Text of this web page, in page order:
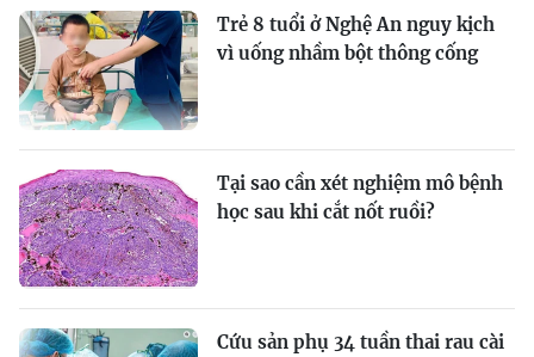
Trẻ 8 tuổi ở Nghệ An nguy kịch
vì uống nhầm bột thông cống
Tại sao cần xét nghiệm mô bệnh
học sau khi cắt nốt ruồi?
Cứu sản phụ 34 tuần thai rau cài